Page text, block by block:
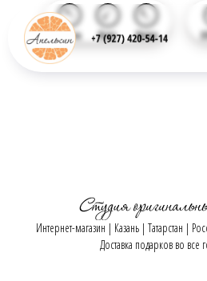
Вниз Вверх
Назад
Интернет-магазин | Казань | Татарстан |
Доставка подарков во все